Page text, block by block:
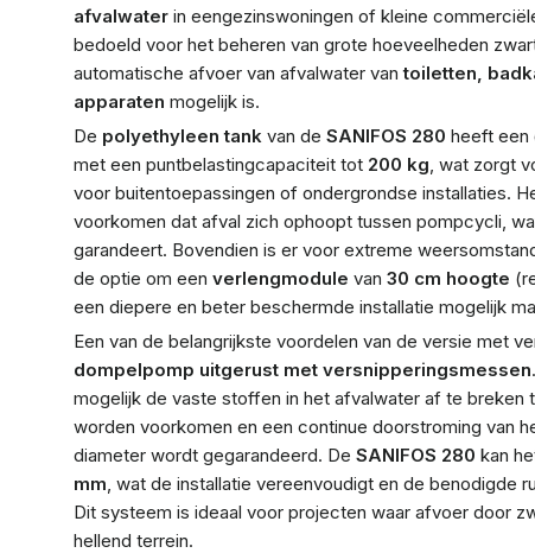
afvalwater in eengezinswoningen of kleine
bedoeld voor het beheren van grote hoeveelheden
automatische afvoer van afvalwater vantoiletten,
apparaten mogelijk is.
De polyethyleen tank van de SANIFOS 280 heeft een
met een puntbelastingcapaciteit tot 200 kg, wat zorgt
voor buitentoepassingen of ondergrondse installaties.
voorkomen dat afval zich ophoopt tussen pompcycli,
garandeert. Bovendien is er voor extreme
de optie om een verlengmodule van 30 cm hoogte
een diepere en beter beschermde installatie mogelijk
Een van de belangrijkste voordelen van de versie met
dompelpomp uitgerust met versnipperingsmessen
mogelijk de vaste stoffen in het afvalwater af te
worden voorkomen en een continue doorstroming van
diameter wordt gegarandeerd. De SANIFOS 280 kan
mm, wat de installatie vereenvoudigt en de benodigde
Dit systeem is ideaal voor projecten waar afvoer door
hellend terrein.